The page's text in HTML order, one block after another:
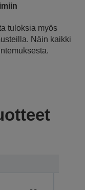
tuloksia myös
Näin kaikki